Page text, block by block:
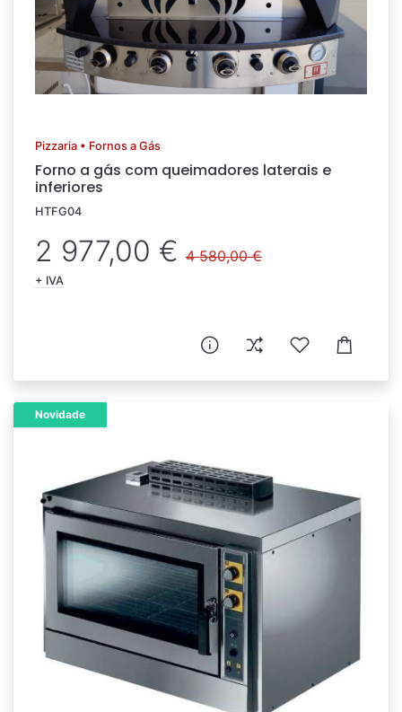
Pizzaria • Fornos a Gás
Forno a gás com queimadores laterais e
inferiores
HTFG04
2 977,00 € 4 580,00 €
+ IVA
Novidade